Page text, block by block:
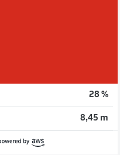
28 %
8,45 m